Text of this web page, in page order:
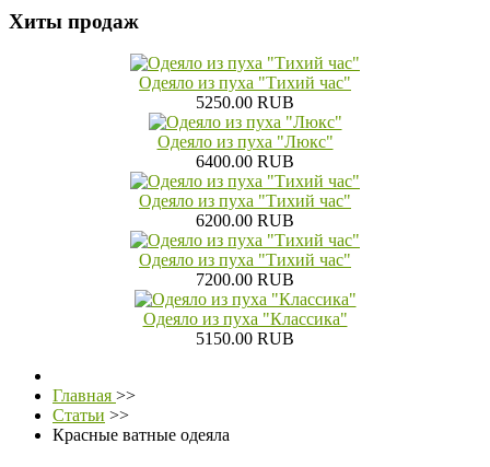
Хиты продаж
Одеяло из пуха "Тихий час"
5250.00 RUB
Одеяло из пуха "Люкс"
6400.00 RUB
Одеяло из пуха "Тихий час"
6200.00 RUB
Одеяло из пуха "Тихий час"
7200.00 RUB
Одеяло из пуха "Классика"
5150.00 RUB
Главная >>
Статьи >>
Красные ватные одеяла